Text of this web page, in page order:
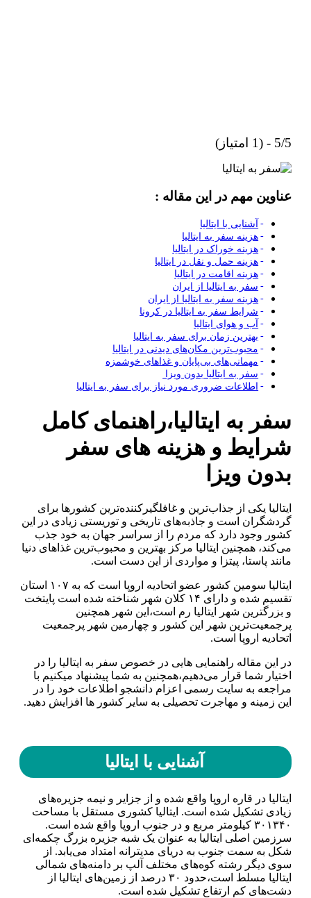
5/5 - (1 امتیاز)
عناوین مهم در این مقاله :
آشنایی با ایتالیا
هزینه سفر به ایتالیا
هزینه خوراک در ایتالیا
هزینه حمل و نقل در ایتالیا
هزینه اقامت در ایتالیا
سفر به ایتالیا از ایران
هزینه سفر به ایتالیا از ایران
شرایط سفر به ایتالیا در کرونا
آب و هوای ایتالیا
بهترین زمان برای سفر به ایتالیا
محبوب‌ترین مکان‌های دیدنی در ایتالیا
مهمانی‌های بی‌پایان و غذا‌های خوشمزه
سفر به ایتالیا بدون ویزا
اطلاعات ضروری مورد نیاز برای سفر به ایتالیا
سفر به ایتالیا،راهنمای کامل
شرایط و هزینه های سفر
بدون ویزا
ایتالیا یکی از جذاب‌ترین و غافلگیرکننده‌ترین کشور‌ها برای
گردشگران است و جاذبه‌های تاریخی و توریستی زیادی در این
کشور وجود دارد که مردم را از سراسر جهان به خود جذب
می‌کند، همچنین ایتالیا مرکز بهترین و محبوب‌ترین غذا‌های دنیا
مانند پاستا، پیتزا و مواردی از این دست است.
ایتالیا سومین کشور عضو اتحادیه اروپا است که به ۱۰۷ استان
تقسیم شده و دارای ۱۴ کلان شهر شناخته شده است پایتخت
و بزرگترین شهر ایتالیا رم است،این شهر همچنین
پرجمعیت‌ترین شهر این کشور و چهارمین شهر پرجمعیت
اتحادیه اروپا است.
در این مقاله راهنمایی هایی در خصوص سفر به ایتالیا را در
اختیار شما قرار می‌دهیم،همچنین به شما پیشنهاد میکنیم با
مراجعه به سایت رسمی اعزام دانشجو اطلاعات خود را در
این زمینه و مهاجرت تحصیلی به سایر کشور ها افزایش دهید.
آشنایی با ایتالیا
ایتالیا در قاره اروپا واقع شده و از جزایر و نیمه جزیره‌های
زیادی تشکیل شده است. ایتالیا کشوری مستقل با مساحت
۳۰۱۳۴۰ کیلومتر مربع و در جنوب اروپا واقع شده است.
سرزمین اصلی ایتالیا به عنوان یک شبه جزیره بزرگ چکمه‌ای
شکل به سمت جنوب به دریای مدیترانه امتداد می‌یابد. از
سوی دیگر رشته کوه‌های مختلف آلپ بر دامنه‌های شمالی
ایتالیا مسلط است،حدود ۳۰ درصد از زمین‌های ایتالیا از
دشت‌های کم ارتفاع تشکیل شده است.